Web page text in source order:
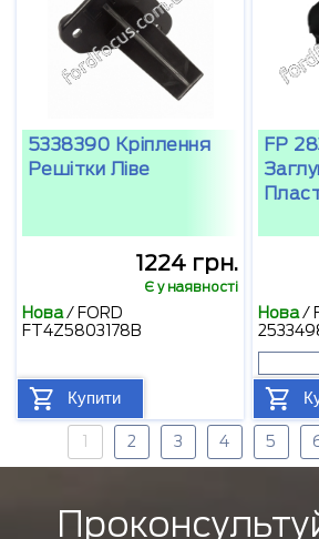
5338390 Кріплення
Решітки Ліве
1224 грн.
Є у наявності
Нова/ FORD
FT4Z5803178B
Купити
FP
Нова/
1 2 3 4 5